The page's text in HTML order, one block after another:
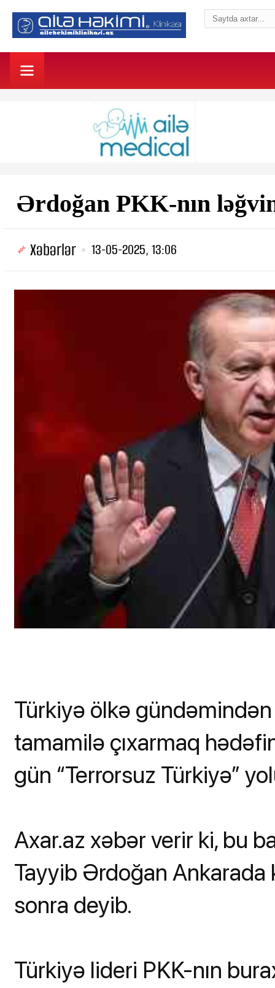
Ərdoğan PKK-nın
Xəbərlər 13-05-2025, 13:06
Türkiyə ölkə
tamamilə çıxarmaq
gün “Terrorsuz Türkiyə”
Axar.az xəbər verir ki, bu
Tayyib Ərdoğan Ankarada
sonra deyib.
Türkiyə lideri PKK-nın